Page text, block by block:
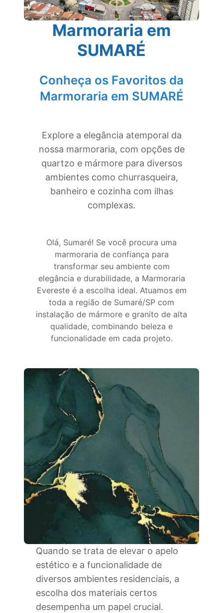
Marmoraria em
SUMARÉ
Conheça os Favoritos da
Marmoraria em SUMARÉ
Explore a elegância atemporal da
nossa marmoraria, com opções de
quartzo e mármore para diversos
ambientes como churrasqueira,
banheiro e cozinha com ilhas
complexas.
Olá, Sumaré! Se você procura uma
marmoraria de confiança para
transformar seu ambiente com
elegância e durabilidade, a Marmoraria
Evereste é a escolha ideal. Atuamos em
toda a região de Sumaré/SP com
instalação de mármore e granito de alta
qualidade, combinando beleza e
funcionalidade em cada projeto.
Quando se trata de elevar o apelo
estético e a funcionalidade de
diversos ambientes residenciais, a
escolha dos materiais certos
desempenha um papel crucial.